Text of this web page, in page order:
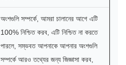
অংশগুলি সম্পর্কে, আমরা চালানের আগে এটি
100% নিশ্চিত করব, এটি নিশ্চিত না করতে
পারলে, সম্ভবত আপনাকে আপনার অংশগুলি
সম্পর্কে আরও তথ্যের জন্য জিজ্ঞাসা করব,